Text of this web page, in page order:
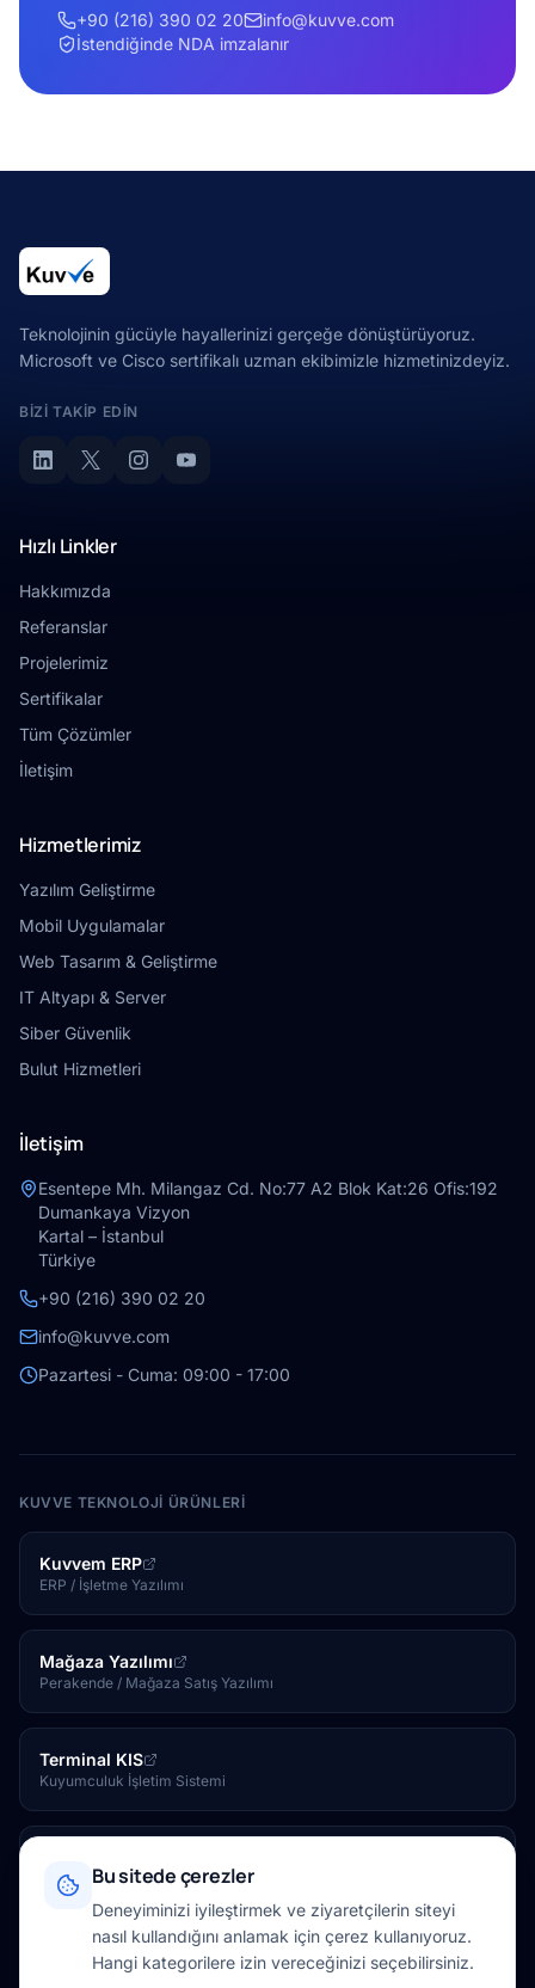
+90 (216) 390 02 20
info@kuvve.com
İstendiğinde NDA imzalanır
Teknolojinin gücüyle hayallerinizi gerçeğe dönüştürüyoruz.
Microsoft ve Cisco sertifikalı uzman ekibimizle hizmetinizdeyiz.
BIZI TAKIP EDIN
Hızlı Linkler
Hakkımızda
Referanslar
Projelerimiz
Sertifikalar
Tüm Çözümler
İletişim
Hizmetlerimiz
Yazılım Geliştirme
Mobil Uygulamalar
Web Tasarım & Geliştirme
IT Altyapı & Server
Siber Güvenlik
Bulut Hizmetleri
İletişim
Esentepe Mh. Milangaz Cd. No:77 A2 Blok Kat:26 Ofis:192
Dumankaya Vizyon
Kartal – İstanbul
Türkiye
+90 (216) 390 02 20
info@kuvve.com
Pazartesi - Cuma: 09:00 - 17:00
KUVVE TEKNOLOJI ÜRÜNLERI
Kuvvem ERP
ERP / İşletme Yazılımı
Mağaza Yazılımı
Perakende / Mağaza Satış Yazılımı
Terminal KIS
Kuyumculuk İşletim Sistemi
Otel / Tesis Yönetim Yazılımı
Kuvve Mağaza
Online Mağaza
Bu sitede çerezler
Deneyiminizi iyileştirmek ve ziyaretçilerin siteyi
nasıl kullandığını anlamak için çerez kullanıyoruz.
Hangi kategorilere izin vereceğinizi seçebilirsiniz.